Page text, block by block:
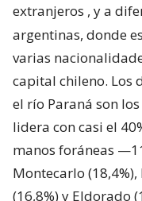
extranjeros , y a
argentinas, donde
varias
capital chileno. Los
el río Paraná son
lidera con casi el
manos foráneas
Montecarlo
(16,8%) y Eldorado